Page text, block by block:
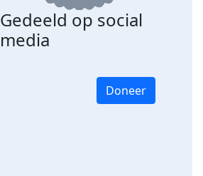
Gedeeld op social
media
Doneer